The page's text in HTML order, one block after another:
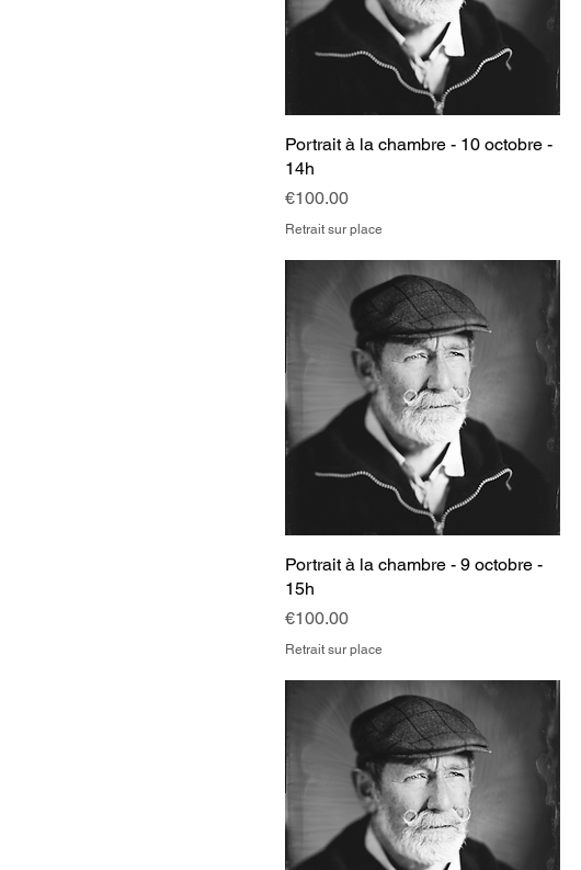
Portrait à la chambre - 10 octobre -
14h
Price
€100.00
Retrait sur place
Portrait à la chambre - 9 octobre -
15h
Price
€100.00
Retrait sur place